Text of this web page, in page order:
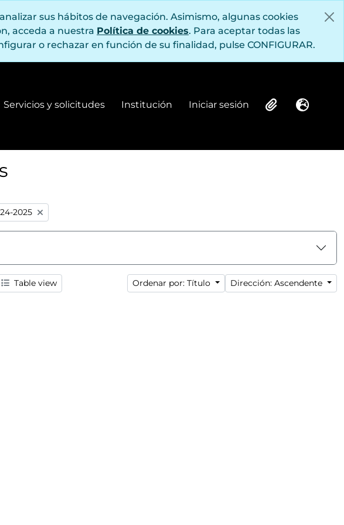
sus hábitos de navegación. Asimismo, algunas cookies
acceda a nuestra Política de cookies. Para aceptar todas las
o rechazar en función de su finalidad, pulse CONFIGURAR.
Servicios y solicitudes Institución
Institución
Iniciar sesión
Iniciar sesión ClipboardIdioma
2025
Table view Ordenar por: Título Dirección: Ascendente